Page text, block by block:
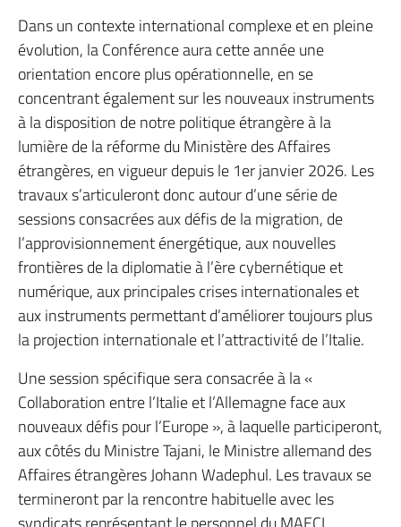
Dans un contexte international complexe et en pleine
évolution, la Conférence aura cette année une
orientation encore plus opérationnelle, en se
concentrant également sur les nouveaux instruments
à la disposition de notre politique étrangère à la
lumière de la réforme du Ministère des Affaires
étrangères, en vigueur depuis le 1er janvier 2026. Les
travaux s’articuleront donc autour d’une série de
sessions consacrées aux défis de la migration, de
l’approvisionnement énergétique, aux nouvelles
frontières de la diplomatie à l’ère cybernétique et
numérique, aux principales crises internationales et
aux instruments permettant d’améliorer toujours plus
la projection internationale et l’attractivité de l’Italie.
Une session spécifique sera consacrée à la «
Collaboration entre l’Italie et l’Allemagne face aux
nouveaux défis pour l’Europe », à laquelle participeront,
aux côtés du Ministre Tajani, le Ministre allemand des
Affaires étrangères Johann Wadephul. Les travaux se
termineront par la rencontre habituelle avec les